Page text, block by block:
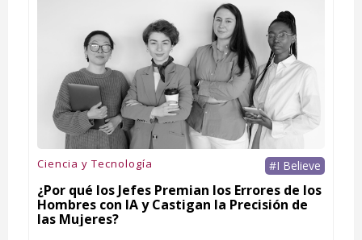
Ciencia y Tecnología #I Believe
¿Por qué los Jefes Premian los Errores de los
Hombres con IA y Castigan la Precisión de
las Mujeres?